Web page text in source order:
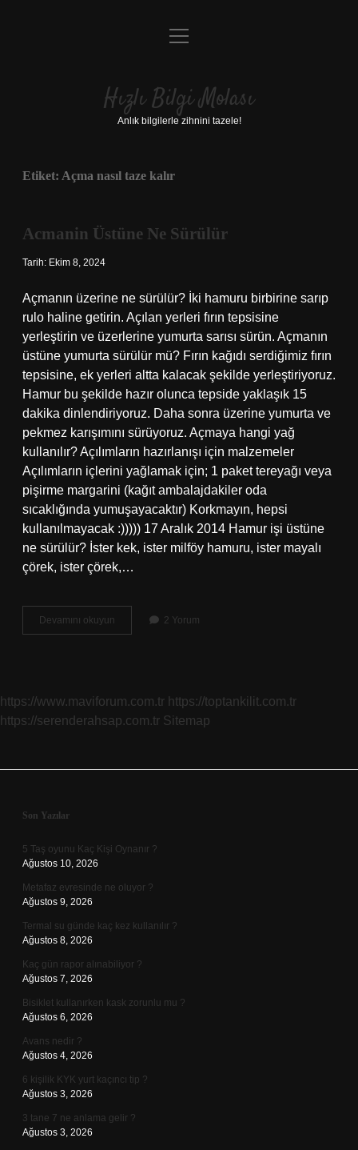
Anasayfa
Yasal Uyarı
menüyü
Hızlı Bilgi Molası
Anlık bilgilerle zihnini tazele!
Etiket: Açma nasıl taze kalır
Acmanin Üstüne Ne Sürülür
Tarih: Ekim 8, 2024
Açmanın üzerine ne sürülür? İki hamuru birbirine sarıp
rulo haline getirin. Açılan yerleri fırın tepsisine
yerleştirin ve üzerlerine yumurta sarısı sürün. Açmanın
üstüne yumurta sürülür mü? Fırın kağıdı serdiğimiz fırın
tepsisine, ek yerleri altta kalacak şekilde yerleştiriyoruz.
Hamur bu şekilde hazır olunca tepside yaklaşık 15
dakika dinlendiriyoruz. Daha sonra üzerine yumurta ve
pekmez karışımını sürüyoruz. Açmaya hangi yağ
kullanılır? Açılımların hazırlanışı için malzemeler
Açılımların içlerini yağlamak için; 1 paket tereyağı veya
pişirme margarini (kağıt ambalajdakiler oda
sıcaklığında yumuşayacaktır) Korkmayın, hepsi
kullanılmayacak :))))) 17 Aralık 2014 Hamur işi üstüne
ne sürülür? İster kek, ister milföy hamuru, ister mayalı
çörek, ister çörek,…
Devamını okuyun Acmanin
Üstüne
2 Yorum
https://www.maviforum.com.tr https://toptankilit.com.tr
https://serenderahsap.com.tr Sitemap
Sidebar
Son Yazılar
5 Taş oyunu Kaç Kişi Oynanır ?
Ağustos 10, 2026
Metafaz evresinde ne oluyor ?
Ağustos 9, 2026
Termal su günde kaç kez kullanılır ?
Ağustos 8, 2026
Kaç gün rapor alınabiliyor ?
Ağustos 7, 2026
Bisiklet kullanırken kask zorunlu mu ?
Ağustos 6, 2026
Avans nedir ?
Ağustos 4, 2026
6 kişilik KYK yurt kaçıncı tip ?
Ağustos 3, 2026
3 tane 7 ne anlama gelir ?
Ağustos 3, 2026